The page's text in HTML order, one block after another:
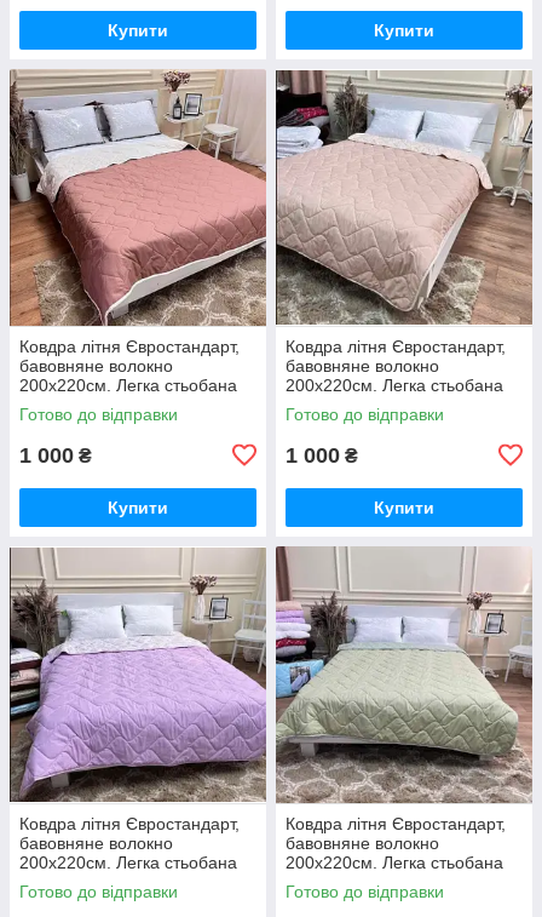
Купити Купити
Ковдра літня Євростандарт,
бавовняне волокно
200х220см. Легка стьобана
ковдра ТМ ODA.
Готово до відправки
1 000 ₴
Купити
Ковдра літня Євростандарт,
бавовняне волокно
200х220см. Легка стьобана
ковдра ТМ ODA.
Готово до відправки
1 000 ₴
Купити
Ковдра літня Євростандарт,
бавовняне волокно
200х220см. Легка стьобана
ковдра ТМ ODA.
Готово до відправки
Ковдра літня Євростандарт,
бавовняне волокно
200х220см. Легка стьобана
ковдра ТМ ODA.
Готово до відправки